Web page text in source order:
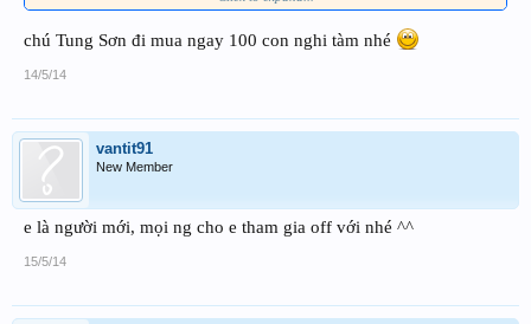
- Địa điểm : Cafe Tom Số 7 Ngõ Hàng Cháo
- Lịch off sẽ không thay đổi nữa,trừ khi có sự kiện đặc biệt
- Các lịch off bổ sung sẽ được thông báo kịp thời.
chú Tung Sơn đi mua ngay 100 con nghi tàm nhé
14/5/14
vantit91
New Member
e là người mới, mọi ng cho e tham gia off với nhé ^^
15/5/14